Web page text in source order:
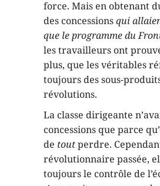
force. Mais en obtenant
des concessionsqui
que le programme du
les travailleurs ont
plus, que les véritables
toujours des sous-
révolutions.
La classe dirigeante
concessions que parce
de toutperdre.
révolutionnaire passée,
toujours le contrôle de